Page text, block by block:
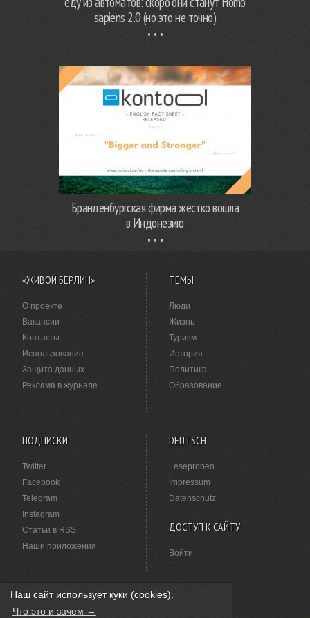
Наш сайт использует куки (cookies).
Что это и зачем →
sapiens 2.0 (но это не точно)
Бранденбургская фирма жестко вошла
в Индонезию
«ЖИВОЙ БЕРЛИН»
О проекте
Вакансии
Контакты
Использование
Защита данных
Реклама в журнале
ТЕМЫ
Люди
Жизнь
Туризм
История
Политика
Образование
ПОДПИСКИ
Twitter
Facebook
Telegram
Instagram
Статьи в RSS
Наши приложения
DEUTSCH
Leseproben
Impressum
Datenschutz
ДОСТУП К САЙТУ
Войти
НАШЛИ ОПЕЧАТКУ?